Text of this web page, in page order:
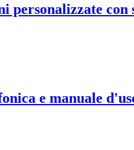
personalizzate con
e manuale